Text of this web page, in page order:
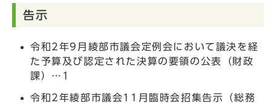
告示
令和2年9月綾部市議会定例会において議決を経
た予算及び認定された決算の要領の公表（財政
課）…1
令和2年綾部市議会11月臨時会招集告示（総務